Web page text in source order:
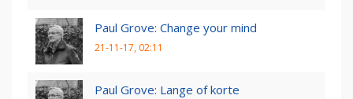
Paul Grove: Change your mind
21-11-17, 02:11
Paul Grove: Lange of korte